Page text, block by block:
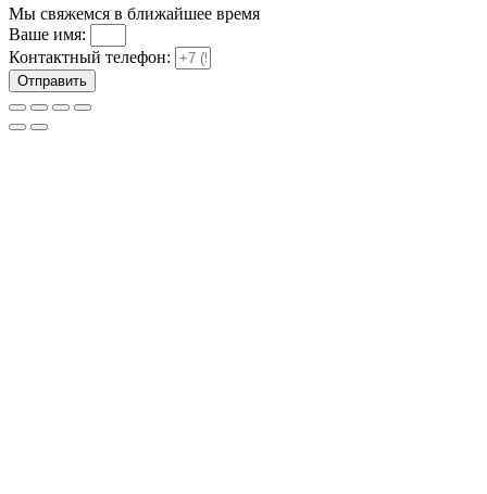
Мы свяжемся в ближайшее время
Ваше имя:
Контактный телефон:
Отправить